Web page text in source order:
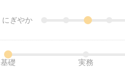
にぎやか
基礎 実務